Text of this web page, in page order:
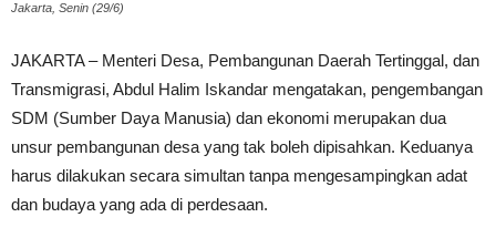
Jakarta, Senin (29/6)
JAKARTA – Menteri Desa, Pembangunan Daerah Tertinggal, dan
Transmigrasi, Abdul Halim Iskandar mengatakan, pengembangan
SDM (Sumber Daya Manusia) dan ekonomi merupakan dua
unsur pembangunan desa yang tak boleh dipisahkan. Keduanya
harus dilakukan secara simultan tanpa mengesampingkan adat
dan budaya yang ada di perdesaan.